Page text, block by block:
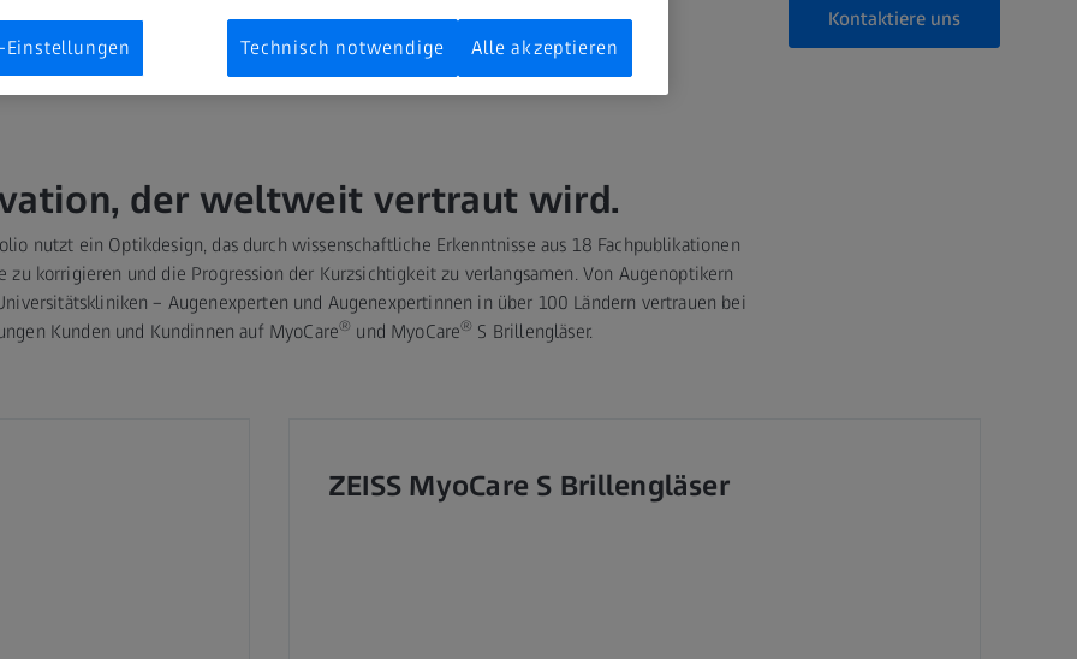
Kontaktiere uns
der weltweit vertraut wird.
nutzt ein Optikdesign, das durch wissenschaftliche Erkenntnisse aus 18 Fachpublikationen
korrigieren und die Progression der Kurzsichtigkeit zu verlangsamen. Von Augenoptikern
– Augenexperten und Augenexpertinnen in über 100 Ländern vertrauen bei
Kunden und Kundinnen auf MyoCare® und MyoCare® S Brillengläser.
ZEISS MyoCare S Brillengläser
Einstellungen Technisch notwendige Alle akzeptieren